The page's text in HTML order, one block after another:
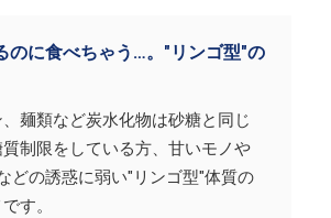
のに食べちゃう…。"リンゴ型"の
麺類など炭水化物は砂糖と同じ
制限をしている方、甘いモノや
どの誘惑に弱い"リンゴ型"体質の
す。